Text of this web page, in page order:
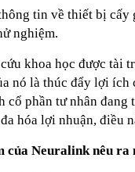
tin về thiết bị cấy
nghiệm.
khoa học được tài
nó là thúc đẩy lợi
cổ phần tư nhân
hóa lợi nhuận, điều
của Neuralink nêu ra